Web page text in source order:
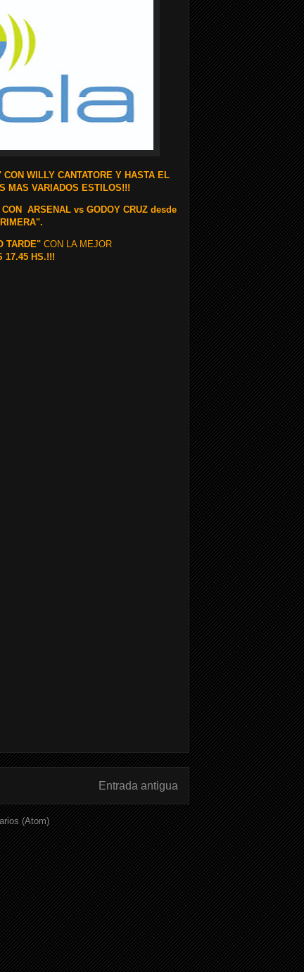
WILLY CANTATORE Y HASTA EL
MAS VARIADOS ESTILOS!!!
ARSENAL vs GODOY CRUZ desde
TARDE" CON LA MEJOR
17.45 HS.!!!
Entrada antigua
(Atom)